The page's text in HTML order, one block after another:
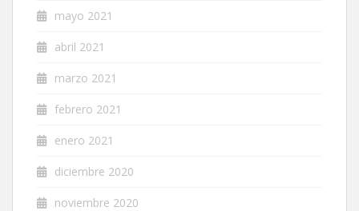
mayo 2021
abril 2021
marzo 2021
febrero 2021
enero 2021
diciembre 2020
noviembre 2020